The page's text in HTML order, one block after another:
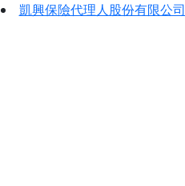
凱興保險代理人股份有限公司